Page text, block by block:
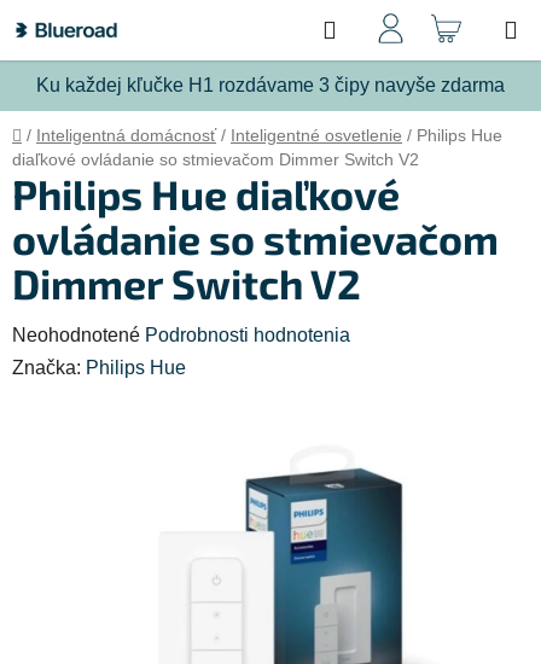
na
obsah
Ku každej kľučke H1 rozdávame 3 čipy navyše zdarma
Hľadať
Domov
/ Inteligentná domácnosť / Inteligentné osvetlenie / Philips Hue
diaľkové ovládanie so stmievačom Dimmer Switch V2
Philips Hue diaľkové
ovládanie so stmievačom
Dimmer Switch V2
Priemerné
hodnotenie
Neohodnotené Podrobnosti hodnotenia
Značka: Philips Hue